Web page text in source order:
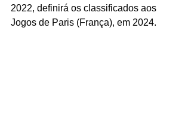
2022, definirá os classificados aos
Jogos de Paris (França), em 2024.